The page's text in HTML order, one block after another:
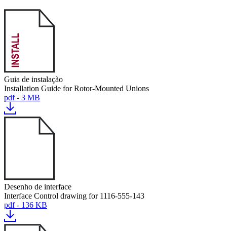
Guia de instalação
Installation Guide for Rotor-Mounted Unions
pdf - 3 MB
Desenho de interface
Interface Control drawing for 1116-555-143
pdf - 136 KB